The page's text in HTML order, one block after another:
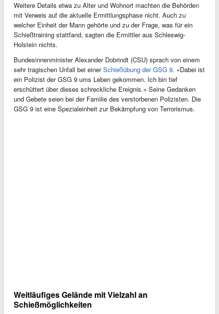
Weitere Details etwa zu Alter und Wohnort machten die Behörden
mit Verweis auf die aktuelle Ermittlungsphase nicht. Auch zu
welcher Einheit der Mann gehörte und zu der Frage, was für ein
Schießtraining stattfand, sagten die Ermittler aus Schleswig-
Holstein nichts.
Bundesinnenminister Alexander Dobrindt (CSU) sprach von einem
sehr tragischen Unfall bei einerSchießübung der GSG 9. «Dabei ist
ein Polizist der GSG 9 ums Leben gekommen. Ich bin tief
erschüttert über dieses schreckliche Ereignis.» Seine Gedanken
und Gebete seien bei der Familie des verstorbenen Polizisten. Die
GSG 9 ist eine Spezialeinheit zur Bekämpfung von Terrorismus.
Weitläufiges Gelände mit Vielzahl an
Schießmöglichkeiten